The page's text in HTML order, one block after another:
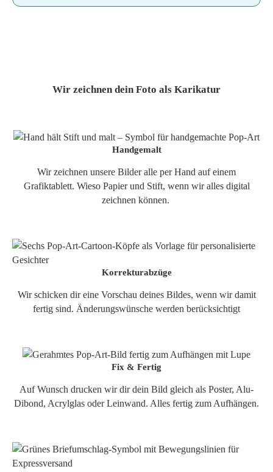
Wir zeichnen dein Foto als Karikatur
Handgemalt
Wir zeichnen unsere Bilder alle per Hand auf einem
Grafiktablett. Wieso Papier und Stift, wenn wir alles digital
zeichnen können.
Korrekturabzüge
Wir schicken dir eine Vorschau deines Bildes, wenn wir damit
fertig sind. Änderungswünsche werden berücksichtigt
Fix & Fertig
Auf Wunsch drucken wir dir dein Bild gleich als Poster, Alu-
Dibond, Acrylglas oder Leinwand. Alles fertig zum Aufhängen.